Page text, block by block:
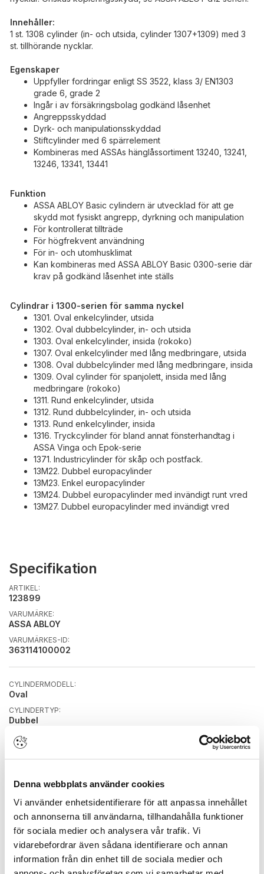
Denna webbplats använder cookies
Vi använder enhetsidentifierare för att anpassa innehållet
och annonserna till användarna, tillhandahålla funktioner
för sociala medier och analysera vår trafik. Vi
vidarebefordrar även sådana identifierare och annan
information från din enhet till de sociala medier och
Innehåller:
1 st. 1308 cylinder (in- och utsida, cylinder 1307+1309) med 3
st. tillhörande nycklar.
Egenskaper
Uppfyller fordringar enligt SS 3522, klass 3/ EN1303
grade 6, grade 2
Ingår i av försäkringsbolag godkänd låsenhet
Angreppsskyddad
Dyrk- och manipulationsskyddad
Stiftcylinder med 6 spärrelement
Kombineras med ASSAs hänglåssortiment 13240, 13241,
13246, 13341, 13441
Funktion
ASSA ABLOY Basic cylindern är utvecklad för att ge
skydd mot fysiskt angrepp, dyrkning och manipulation
För kontrollerat tillträde
För högfrekvent användning
För in- och utomhusklimat
Kan kombineras med ASSA ABLOY Basic 0300-serie där
krav på godkänd låsenhet inte ställs
Cylindrar i 1300-serien för samma nyckel
1301. Oval enkelcylinder, utsida
1302. Oval dubbelcylinder, in- och utsida
1303. Oval enkelcylinder, insida (rokoko)
1307. Oval enkelcylinder med lång medbringare, utsida
1308. Oval dubbelcylinder med lång medbringare, insida
1309. Oval cylinder för spanjolett, insida med lång
medbringare (rokoko)
1311. Rund enkelcylinder, utsida
1312. Rund dubbelcylinder, in- och utsida
1313. Rund enkelcylinder, insida
1316. Tryckcylinder för bland annat fönsterhandtag i
ASSA Vinga och Epok-serie
1371. Industricylinder för skåp och postfack.
13M22. Dubbel europacylinder
13M23. Enkel europacylinder
13M24. Dubbel europacylinder med invändigt runt vred
13M27. Dubbel europacylinder med invändigt vred
Specifikation
ARTIKEL:
123899
VARUMÄRKE:
ASSA ABLOY
VARUMÄRKES-ID:
363114100002
CYLINDERMODELL:
Oval
CYLINDERTYP:
Dubbel
DIGITAL LÅSNING:
Nej
INSIDA/UTSIDA:
KOPIERINGSSKYDDAD:
Nej
STANDARD/LÅSSYSTEM:
BREDD PRODUKT: